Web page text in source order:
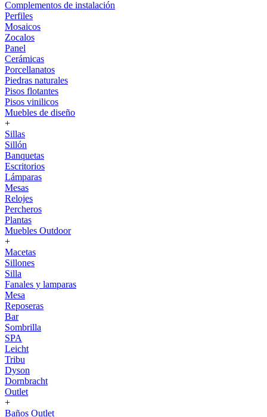
Complementos de instalación
Perfiles
Mosaicos
Zocalos
Panel
Cerámicas
Porcellanatos
Piedras naturales
Pisos flotantes
Pisos vinilicos
Muebles de diseño
+
Sillas
Sillón
Banquetas
Escritorios
Lámparas
Mesas
Relojes
Percheros
Plantas
Muebles Outdoor
+
Macetas
Sillones
Silla
Fanales y lamparas
Mesa
Reposeras
Bar
Sombrilla
SPA
Leicht
Tribu
Dyson
Dornbracht
Outlet
+
Baños Outlet